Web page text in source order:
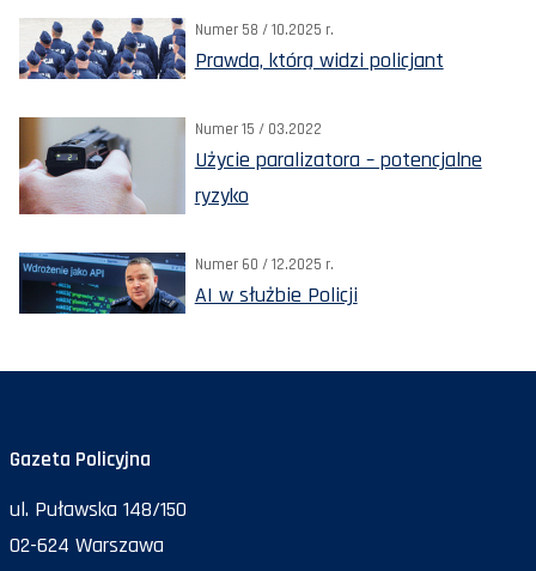
Numer 58 / 10.2025 r.
Prawda, którą widzi policjant
Numer 15 / 03.2022
Użycie paralizatora – potencjalne
ryzyko
Numer 60 / 12.2025 r.
AI w służbie Policji
Gazeta Policyjna
ul. Puławska 148/150
02-624 Warszawa